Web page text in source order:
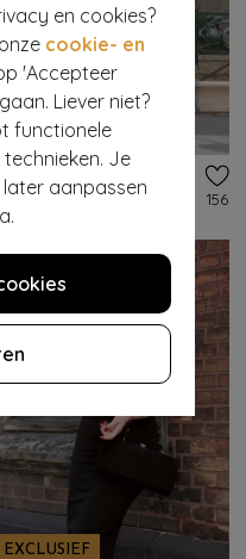
en cookies?
cookie- en
'Accepteer
Liever niet?
functionele
Je
aanpassen
- 60%
pencil rok in zwart
69,95
156
EXCLUSIEF